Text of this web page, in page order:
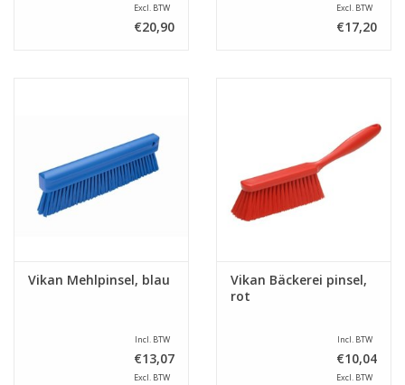
Excl. BTW
€20,90
Excl. BTW
€17,20
Vikan Mehlpinsel, blau
Incl. BTW
€13,07
Excl. BTW
Vikan Bäckerei pinsel,
rot
Incl. BTW
€10,04
Excl. BTW